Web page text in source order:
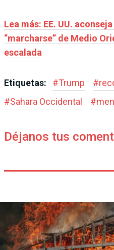
Lea más: EE. UU.
“marcharse” de Medio
escalada
Etiquetas: #Trump #
#Sahara Occidental #
Déjanos tus